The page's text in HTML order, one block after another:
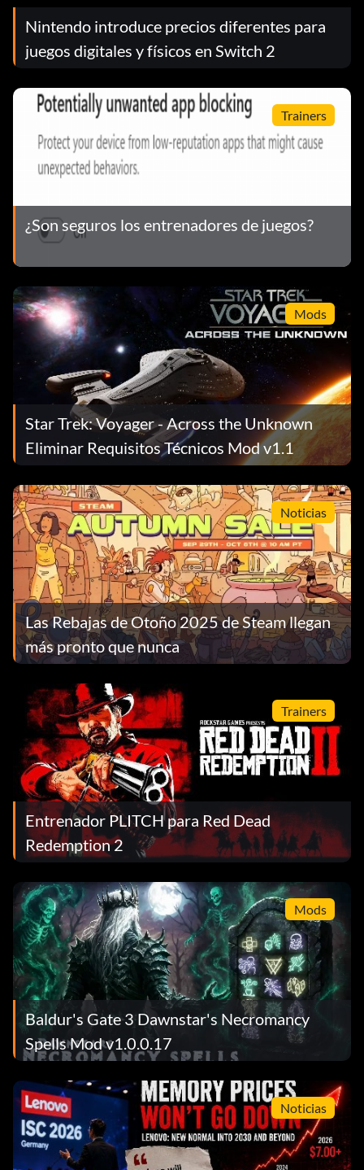
Nintendo introduce precios diferentes para
juegos digitales y físicos en Switch 2
Trainers
¿Son seguros los entrenadores de juegos?
Mods
Star Trek: Voyager - Across the Unknown
Eliminar Requisitos Técnicos Mod v1.1
Noticias
Las Rebajas de Otoño 2025 de Steam llegan
más pronto que nunca
Trainers
Entrenador PLITCH para Red Dead
Redemption 2
Mods
Baldur's Gate 3 Dawnstar's Necromancy
Spells Mod v1.0.0.17
Noticias